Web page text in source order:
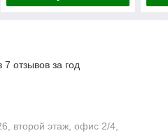
отзывов за год
второй этаж, офис 2/4,